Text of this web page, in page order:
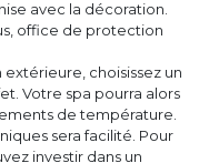
avec la décoration.
office de protection
extérieure, choisissez un
Votre spa pourra alors
de température.
sera facilité. Pour
investir dans un